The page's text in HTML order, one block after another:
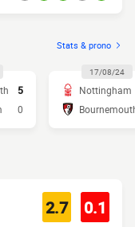
Stats & prono
5
0
17/08/24
Nottingham
2.7 0.1